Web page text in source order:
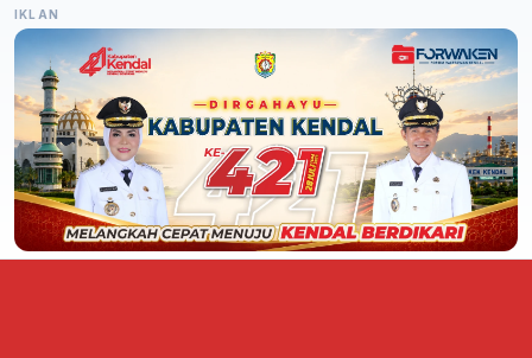
IKLAN